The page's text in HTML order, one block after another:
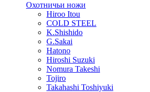
Охотничьи ножи
Hiroo Itou
COLD STEEL
K.Shishido
G.Sakai
Hatono
Hiroshi Suzuki
Nomura Takeshi
Tojiro
Takahashi Toshiyuki